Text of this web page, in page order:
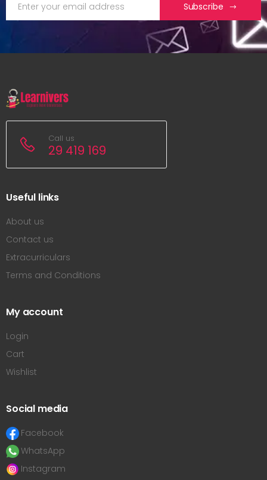
Subscribe
Call us
29 419 169
Useful links
About us
Contact us
Extracurriculars
Terms and Conditions
My account
Login
Cart
Wishlist
Social media
Facebook
WhatsApp
Instagram